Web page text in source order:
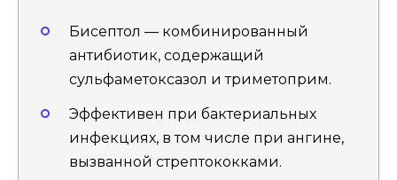
Бисептол — комбинированный
антибиотик, содержащий
сульфаметоксазол и триметоприм.
Эффективен при бактериальных
инфекциях, в том числе при ангине,
вызванной стрептококками.